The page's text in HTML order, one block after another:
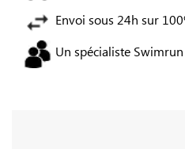
Envoi sous 24h sur
Un spécialiste